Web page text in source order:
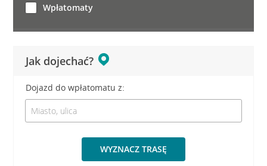
Jak dojechać?
Dojazd do wpłatomatu z:
WYZNACZ TRASĘ
Wpłatomaty